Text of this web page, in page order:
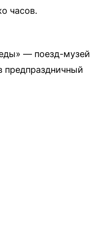
часов.
— поезд-музей
предпраздничный